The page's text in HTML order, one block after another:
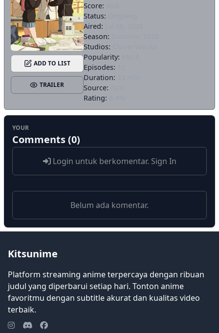
ADD TO LIST
TRAILER
Score:
Status:
Aired:
Season:
Studios:
Popularity:
Episodes:
Duration:
Source:
Rating:
YOUR
Comments (0)
Login untuk berkomentar. Sign In
Belum ada komentar.
Kitsunime
Platform streaming anime terpercaya dengan ribuan
judul yang diperbarui setiap hari. Tonton anime
favoritmu dengan subtitle akurat dan kualitas video
terbaik.